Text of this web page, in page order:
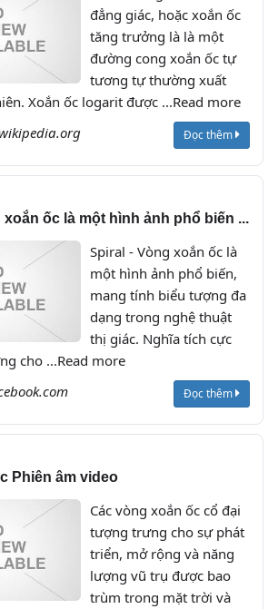
đẳng giác, hoặc xoắn ốc
tăng trưởng là là một
đường cong xoắn ốc tự
tương tự thường xuất
Xoắn ốc logarit được ...Read more
Đọc thêm
xoắn ốc là một hình ảnh phổ biến ...
Spiral - Vòng xoắn ốc là
một hình ảnh phổ biến,
mang tính biểu tượng đa
dạng trong nghệ thuật
thị giác. Nghĩa tích cực
cho ...Read more
Đọc thêm
Phiên âm video
Các vòng xoắn ốc cổ đại
tượng trưng cho sự phát
triển, mở rộng và năng
lượng vũ trụ được bao
trùm trong mặt trời và